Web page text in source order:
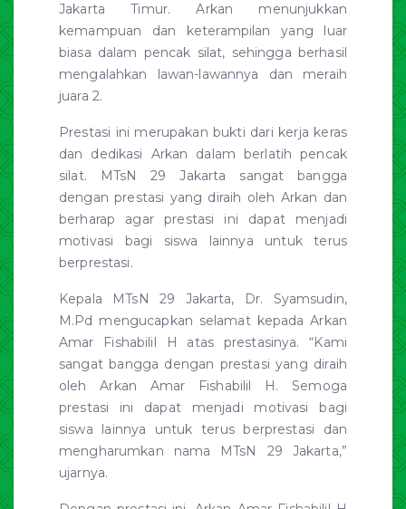
Jakarta Timur. Arkan menunjukkan
kemampuan dan keterampilan yang luar
biasa dalam pencak silat, sehingga berhasil
mengalahkan lawan-lawannya dan meraih
juara 2.
Prestasi ini merupakan bukti dari kerja keras
dan dedikasi Arkan dalam berlatih pencak
silat. MTsN 29 Jakarta sangat bangga
dengan prestasi yang diraih oleh Arkan dan
berharap agar prestasi ini dapat menjadi
motivasi bagi siswa lainnya untuk terus
berprestasi.
Kepala MTsN 29 Jakarta, Dr. Syamsudin,
M.Pd mengucapkan selamat kepada Arkan
Amar Fishabilil H atas prestasinya. “Kami
sangat bangga dengan prestasi yang diraih
oleh Arkan Amar Fishabilil H. Semoga
prestasi ini dapat menjadi motivasi bagi
siswa lainnya untuk terus berprestasi dan
mengharumkan nama MTsN 29 Jakarta,”
ujarnya.